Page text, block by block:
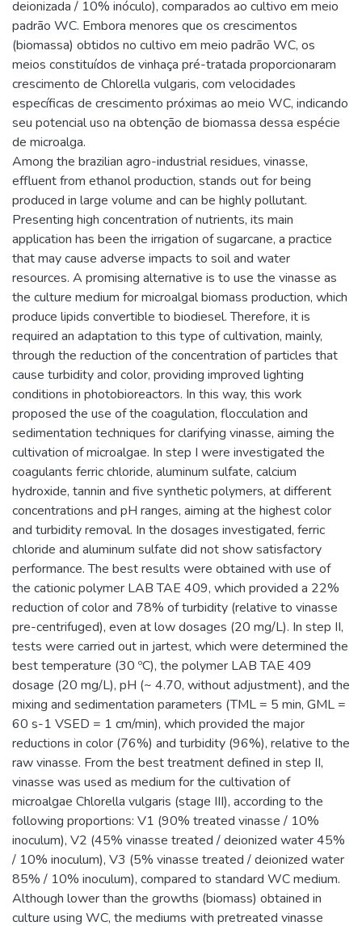
deionizada / 10% inóculo), comparados ao cultivo em meio
padrão WC. Embora menores que os crescimentos
(biomassa) obtidos no cultivo em meio padrão WC, os
meios constituídos de vinhaça pré-tratada proporcionaram
crescimento de Chlorella vulgaris, com velocidades
específicas de crescimento próximas ao meio WC, indicando
seu potencial uso na obtenção de biomassa dessa espécie
de microalga.
Among the brazilian agro-industrial residues, vinasse,
effluent from ethanol production, stands out for being
produced in large volume and can be highly pollutant.
Presenting high concentration of nutrients, its main
application has been the irrigation of sugarcane, a practice
that may cause adverse impacts to soil and water
resources. A promising alternative is to use the vinasse as
the culture medium for microalgal biomass production, which
produce lipids convertible to biodiesel. Therefore, it is
required an adaptation to this type of cultivation, mainly,
through the reduction of the concentration of particles that
cause turbidity and color, providing improved lighting
conditions in photobioreactors. In this way, this work
proposed the use of the coagulation, flocculation and
sedimentation techniques for clarifying vinasse, aiming the
cultivation of microalgae. In step I were investigated the
coagulants ferric chloride, aluminum sulfate, calcium
hydroxide, tannin and five synthetic polymers, at different
concentrations and pH ranges, aiming at the highest color
and turbidity removal. In the dosages investigated, ferric
chloride and aluminum sulfate did not show satisfactory
performance. The best results were obtained with use of
the cationic polymer LAB TAE 409, which provided a 22%
reduction of color and 78% of turbidity (relative to vinasse
pre-centrifuged), even at low dosages (20 mg/L). In step II,
tests were carried out in jartest, which were determined the
best temperature (30 ºC), the polymer LAB TAE 409
dosage (20 mg/L), pH (~ 4.70, without adjustment), and the
mixing and sedimentation parameters (TML = 5 min, GML =
60 s-1 VSED = 1 cm/min), which provided the major
reductions in color (76%) and turbidity (96%), relative to the
raw vinasse. From the best treatment defined in step II,
vinasse was used as medium for the cultivation of
microalgae Chlorella vulgaris (stage III), according to the
following proportions: V1 (90% treated vinasse / 10%
inoculum), V2 (45% vinasse treated / deionized water 45%
/ 10% inoculum), V3 (5% vinasse treated / deionized water
85% / 10% inoculum), compared to standard WC medium.
Although lower than the growths (biomass) obtained in
culture using WC, the mediums with pretreated vinasse